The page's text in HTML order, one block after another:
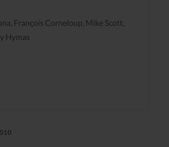
François Corneloup, Mike Scott,
Hymas